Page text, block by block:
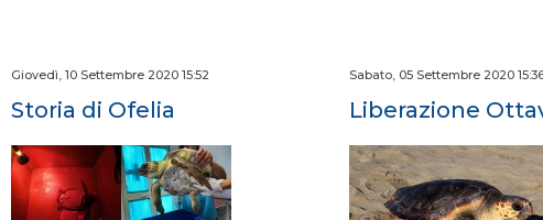
Giovedì, 10 Settembre 2020 15:52
Storia di Ofelia
Sabato, 05 Settembre 2020
Liberazione